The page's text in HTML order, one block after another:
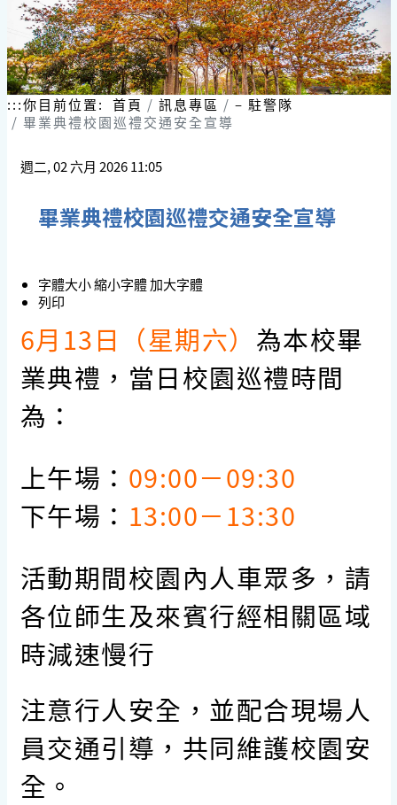
:::你目前位置: 首頁 訊息專區
– 駐警隊
畢業典禮校園巡禮交通安全宣導
週二, 02 六月 2026 11:05
畢業典禮校園巡禮交通安全宣導
字體大小縮小字體加大字體
列印
6月13日（星期六） 為本校畢
業典禮，當日校園巡禮時間
為：
上午場： 09:00－09:30
下午場： 13:00－13:30
活動期間校園內人車眾多， 請
各位師生及來賓行經相關區域
時減速慢行
注意行人安全， 並配合現場人
員交通引導，共同維護校園安
全。